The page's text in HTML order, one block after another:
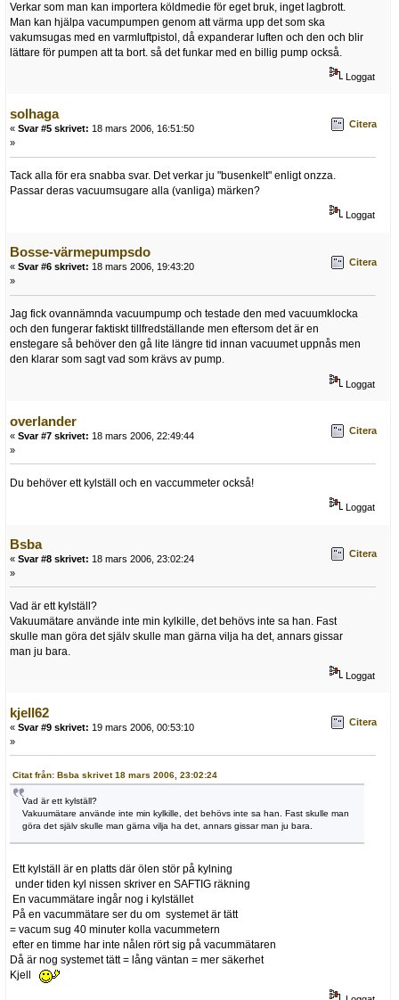
Verkar som man kan importera köldmedie för eget bruk, inget lagbrott.
Man kan hjälpa vacumpumpen genom att värma upp det som ska
vakumsugas med en varmluftpistol, då expanderar luften och den och blir
lättare för pumpen att ta bort. så det funkar med en billig pump också.
Loggat
solhaga
« Svar #5 skrivet: 18 mars 2006, 16:51:50
»
Citera
Tack alla för era snabba svar. Det verkar ju "busenkelt" enligt onzza.
Passar deras vacuumsugare alla (vanliga) märken?
Loggat
Bosse-värmepumpsdo
« Svar #6 skrivet: 18 mars 2006, 19:43:20
»
Citera
Jag fick ovannämnda vacuumpump och testade den med vacuumklocka
och den fungerar faktiskt tillfredställande men eftersom det är en
enstegare så behöver den gå lite längre tid innan vacuumet uppnås men
den klarar som sagt vad som krävs av pump.
Loggat
overlander
« Svar #7 skrivet: 18 mars 2006, 22:49:44
»
Citera
Du behöver ett kylställ och en vaccummeter också!
Loggat
Bsba
« Svar #8 skrivet: 18 mars 2006, 23:02:24
»
Citera
Vad är ett kylställ?
Vakuumätare använde inte min kylkille, det behövs inte sa han. Fast
skulle man göra det själv skulle man gärna vilja ha det, annars gissar
man ju bara.
Loggat
kjell62
« Svar #9 skrivet: 19 mars 2006, 00:53:10
»
Citera
Citat från: Bsba skrivet 18 mars 2006, 23:02:24
Vad är ett kylställ?
Vakuumätare använde inte min kylkille, det behövs inte sa han. Fast skulle man
göra det själv skulle man gärna vilja ha det, annars gissar man ju bara.
Ett kylställ är en platts där ölen stör på kylning
under tiden kyl nissen skriver en SAFTIG räkning
En vacummätare ingår nog i kylstället
På en vacummätare ser du om systemet är tätt
= vacum sug 40 minuter kolla vacummetern
efter en timme har inte nålen rört sig på vacummätaren
Då är nog systemet tätt = lång väntan = mer säkerhet
Kjell